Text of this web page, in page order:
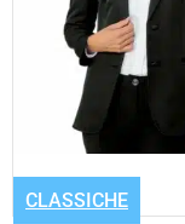
CLASSICHE